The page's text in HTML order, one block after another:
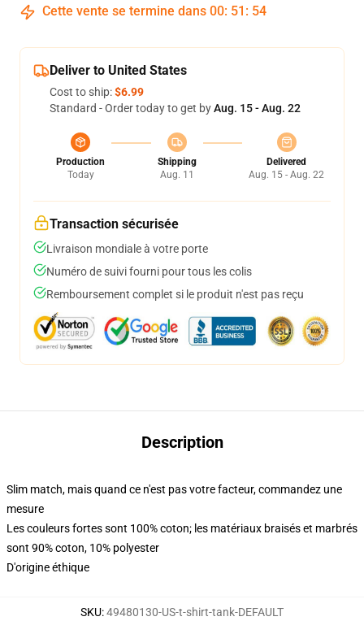
Cette vente se termine dans 00: 51 : 54
Deliver to United States
Cost to ship:$6.99
Standard - Order today to get byAug. 15 - Aug. 22
Production
Today
Shipping
Aug. 11
Delivered
Aug. 15 - Aug. 22
Transaction sécurisée
Livraison mondiale à votre porte
Numéro de suivi fourni pour tous les colis
Remboursement complet si le produit n'est pas reçu
Description
Slim match, mais quand ce n'est pas votre facteur, commandez une
mesure
Les couleurs fortes sont 100% coton; les matériaux braisés et marbrés
sont 90% coton, 10% polyester
D'origine éthique
SKU:49480130-US-t-shirt-tank-DEFAULT